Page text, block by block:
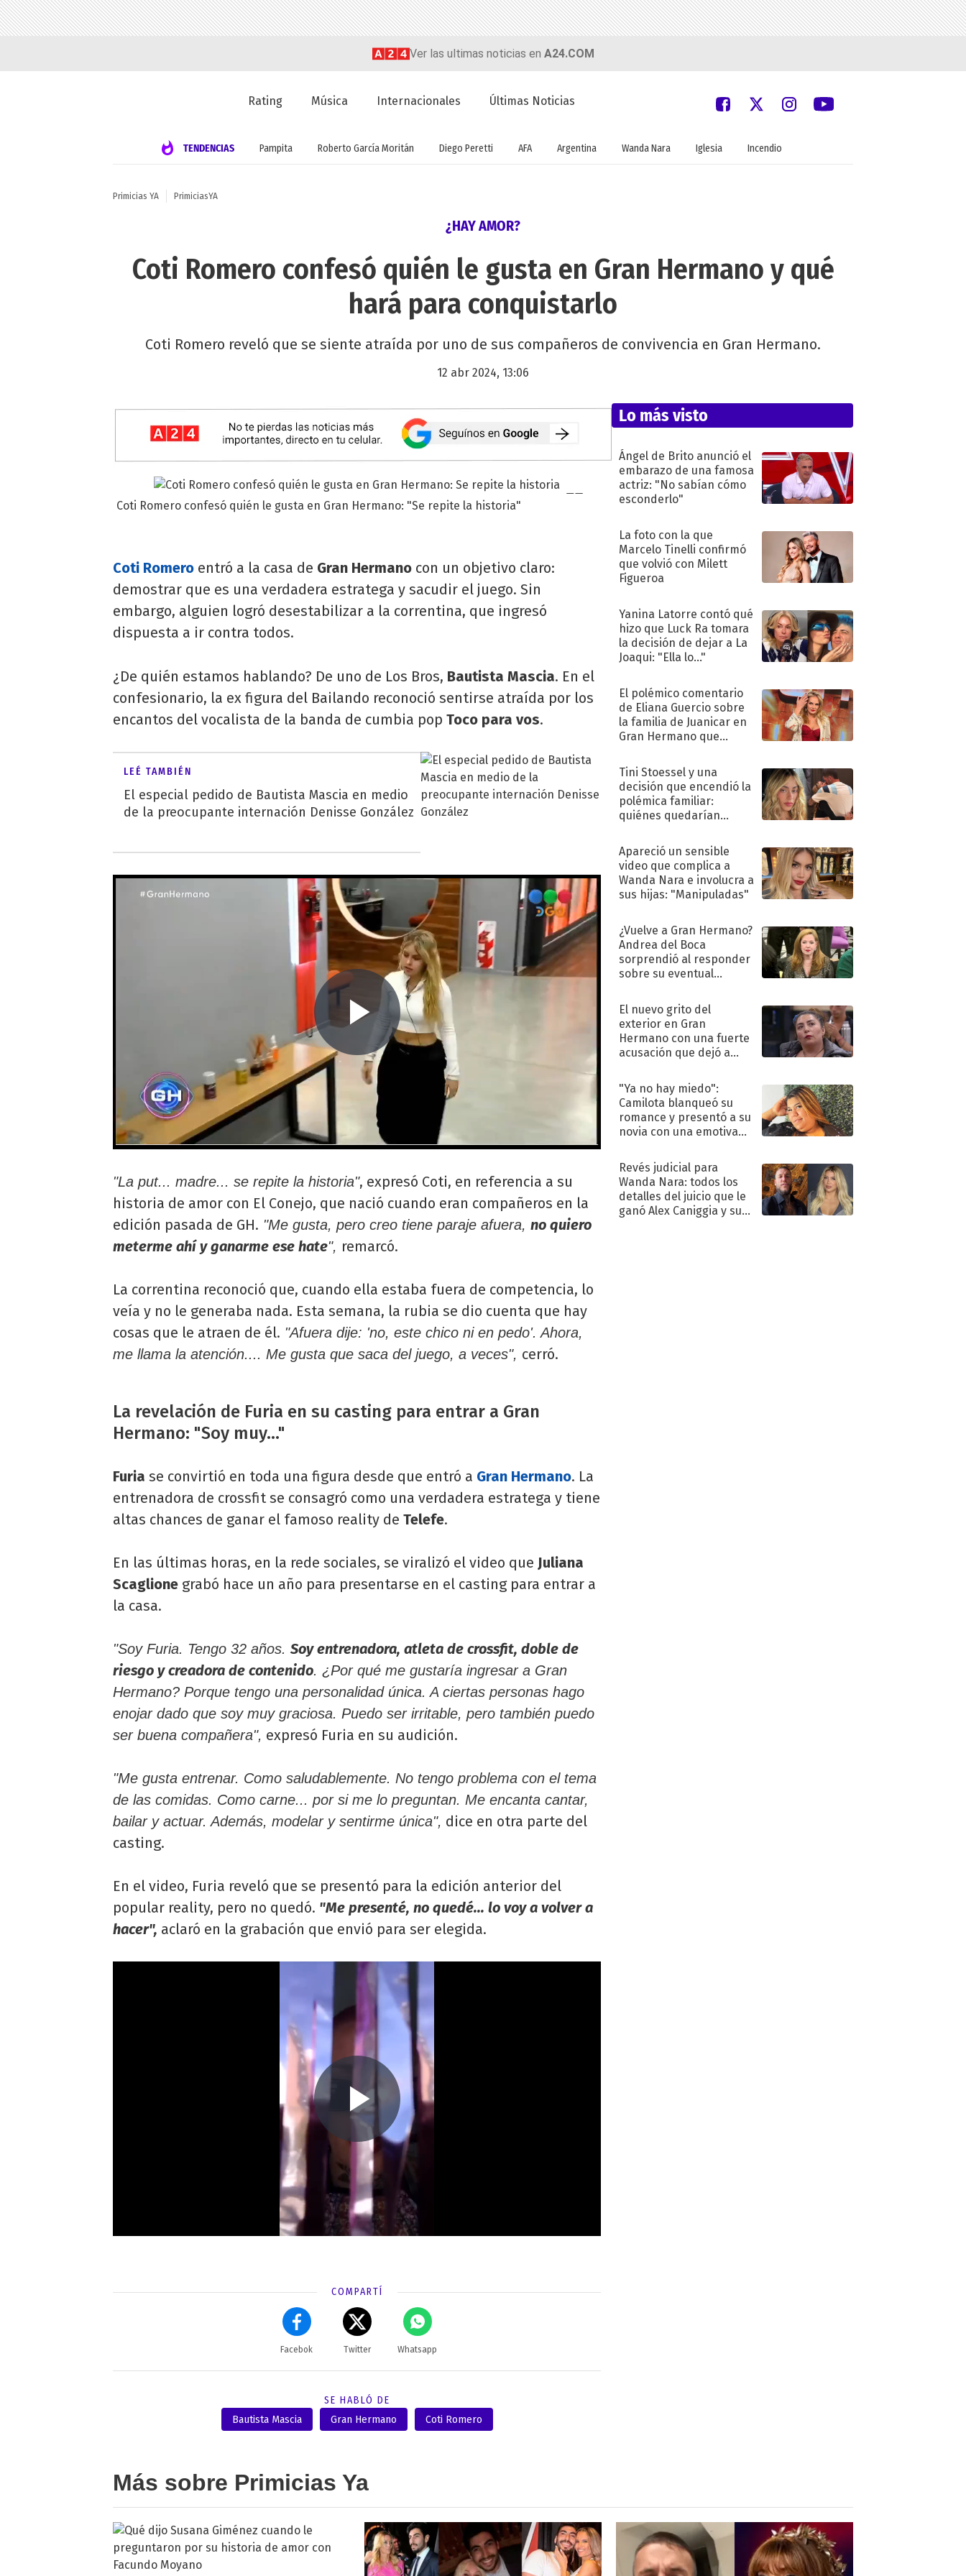
Ver las ultimas noticias en A24.COM
Rating Música Internacionales Últimas Noticias
TENDENCIAS Pampita Roberto García Moritán Diego Peretti AFA Argentina Wanda Nara Iglesia Incendio
Primicias YA PrimiciasYA
¿HAY AMOR?
Coti Romero confesó quién le gusta en Gran Hermano y qué
hará para conquistarlo
Coti Romero reveló que se siente atraída por uno de sus compañeros de convivencia en Gran Hermano.
12 abr 2024, 13:06
Coti Romero confesó quién le gusta en Gran Hermano: "Se repite la historia"
Coti Romero entró a la casa de Gran Hermano con un objetivo claro:
demostrar que es una verdadera estratega y sacudir el juego. Sin
embargo, alguien logró desestabilizar a la correntina, que ingresó
dispuesta a ir contra todos.
¿De quién estamos hablando? De uno de Los Bros, Bautista Mascia. En el
confesionario, la ex figura del Bailando reconoció sentirse atraída por los
encantos del vocalista de la banda de cumbia pop Toco para vos.
LEÉ TAMBIÉN
El especial pedido de Bautista Mascia en medio
de la preocupante internación Denisse González
"La put... madre... se repite la historia", expresó Coti, en referencia a su
historia de amor con El Conejo, que nació cuando eran compañeros en la
edición pasada de GH. "Me gusta, pero creo tiene paraje afuera, no quiero
meterme ahí y ganarme ese hate", remarcó.
La correntina reconoció que, cuando ella estaba fuera de competencia, lo
veía y no le generaba nada. Esta semana, la rubia se dio cuenta que hay
cosas que le atraen de él. "Afuera dije: 'no, este chico ni en pedo'. Ahora,
me llama la atención.... Me gusta que saca del juego, a veces", cerró.
La revelación de Furia en su casting para entrar a Gran
Hermano: "Soy muy..."
Furia se convirtió en toda una figura desde que entró a Gran Hermano. La
entrenadora de crossfit se consagró como una verdadera estratega y tiene
altas chances de ganar el famoso reality de Telefe.
En las últimas horas, en la rede sociales, se viralizó el video que Juliana
Scaglione grabó hace un año para presentarse en el casting para entrar a
la casa.
"Soy Furia. Tengo 32 años. Soy entrenadora, atleta de crossfit, doble de
riesgo y creadora de contenido. ¿Por qué me gustaría ingresar a Gran
Hermano? Porque tengo una personalidad única. A ciertas personas hago
enojar dado que soy muy graciosa. Puedo ser irritable, pero también puedo
ser buena compañera", expresó Furia en su audición.
"Me gusta entrenar. Como saludablemente. No tengo problema con el tema
de las comidas. Como carne... por si me lo preguntan. Me encanta cantar,
bailar y actuar. Además, modelar y sentirme única", dice en otra parte del
casting.
En el video, Furia reveló que se presentó para la edición anterior del
popular reality, pero no quedó. "Me presenté, no quedé... lo voy a volver a
hacer", aclaró en la grabación que envió para ser elegida.
COMPARTÍ
Facebok Twitter Whatsapp
SE HABLÓ DE
Bautista Mascia
Gran Hermano Coti Romero
Lo más visto
Ángel de Brito anunció el
embarazo de una famosa
actriz: "No sabían cómo
esconderlo"
La foto con la que
Marcelo Tinelli confirmó
que volvió con Milett
Figueroa
Yanina Latorre contó qué
hizo que Luck Ra tomara
la decisión de dejar a La
Joaqui: "Ella lo..."
El polémico comentario
de Eliana Guercio sobre
la familia de Juanicar en
Gran Hermano que
Tini Stoessel y una
decisión que encendió la
polémica familiar:
quiénes quedarían
Apareció un sensible
video que complica a
Wanda Nara e involucra a
sus hijas: "Manipuladas"
¿Vuelve a Gran Hermano?
Andrea del Boca
sorprendió al responder
sobre su eventual
El nuevo grito del
exterior en Gran
Hermano con una fuerte
acusación que dejó a
"Traidora"
"Ya no hay miedo":
Camilota blanqueó su
romance y presentó a su
novia con una emotiva
Revés judicial para
Wanda Nara: todos los
detalles del juicio que le
ganó Alex Caniggia y sus
Más sobre Primicias Ya